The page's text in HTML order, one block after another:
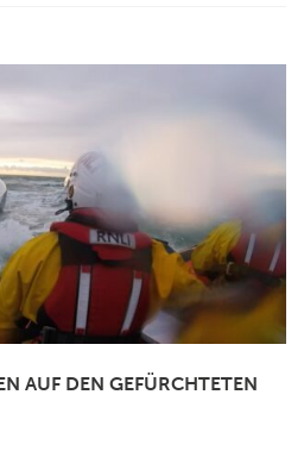
AUF DEN GEFÜRCHTETEN